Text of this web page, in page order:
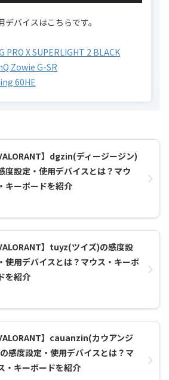
バイスはこちらです。
PRO X SUPERLIGHT 2 BLACK
Zowie G-SR
60HE
VALORANT】dgzin(ディージージン)
度設定・使用デバイスとは？マウ
キーボードを紹介
VALORANT】tuyz(ツイズ)の感度設
使用デバイスとは？マウス・キーボ
を紹介
VALORANT】cauanzin(カウアンジ
感度設定・使用デバイスとは？マ
・キーボードを紹介